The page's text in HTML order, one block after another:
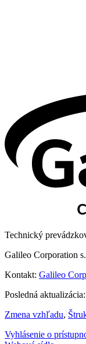
Technický
Galileo Corporation
Kontakt: Galileo
Posledná
Zmena vzhľadu,
Vyhlásenie o